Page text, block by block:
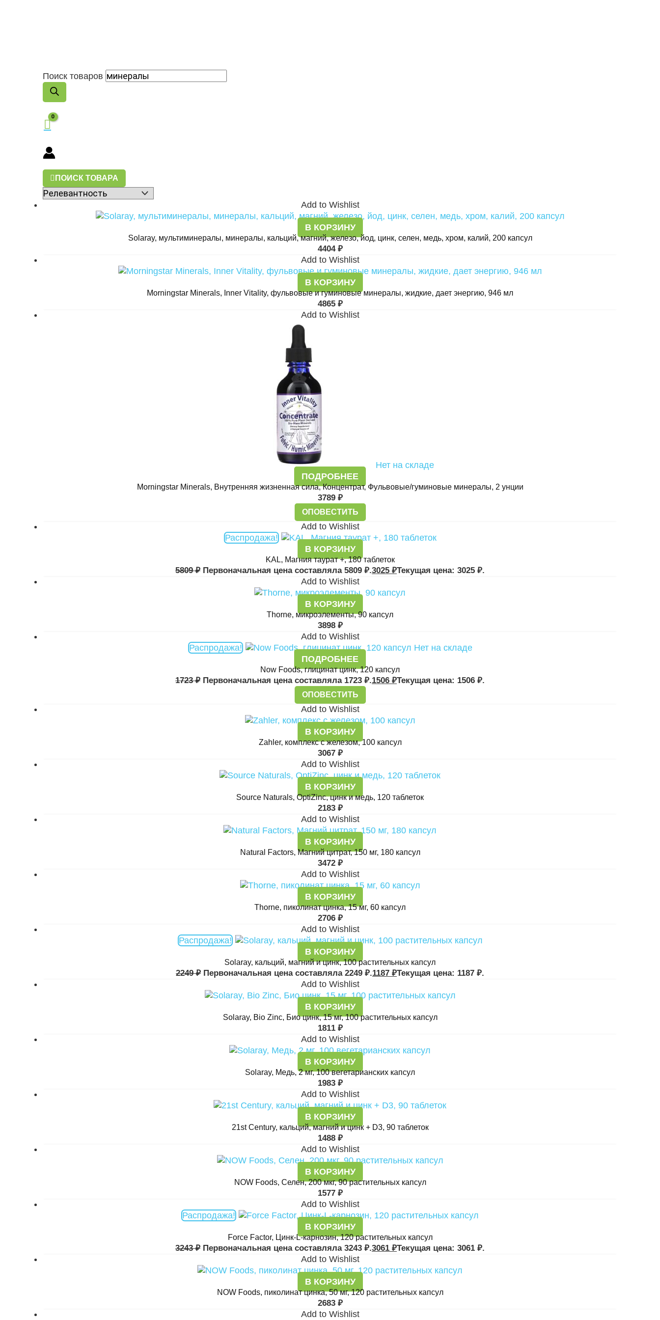
Поиск товаров
ПОИСК ТОВАРА
Add to Wishlist
В КОРЗИНУ
Solaray, мультиминералы, минералы, кальций, магний, железо, йод, цинк, селен, медь, хром, калий, 200 капсул
4404 ₽
Add to Wishlist
В КОРЗИНУ
Morningstar Minerals, Inner Vitality, фульвовые и гуминовые минералы, жидкие, дает энергию, 946 мл
4865 ₽
Add to Wishlist
Нет на складе
ПОДРОБНЕЕ
Morningstar Minerals, Внутренняя жизненная сила, Концентрат, Фульвовые/гуминовые минералы, 2 унции
3789 ₽
ОПОВЕСТИТЬ
Add to Wishlist
Распродажа!
В КОРЗИНУ
KAL, Магния таурат +, 180 таблеток
5809₽ Первоначальная цена составляла 5809 ₽.3025 ₽Текущая цена: 3025 ₽.
Add to Wishlist
В КОРЗИНУ
Thorne, микроэлементы, 90 капсул
3898 ₽
Add to Wishlist
Распродажа!
Нет на складе
ПОДРОБНЕЕ
Now Foods, глицинат цинк, 120 капсул
1723₽ Первоначальная цена составляла 1723 ₽.1506 ₽Текущая цена: 1506 ₽.
ОПОВЕСТИТЬ
Add to Wishlist
В КОРЗИНУ
Zahler, комплекс с железом, 100 капсул
3067 ₽
Add to Wishlist
В КОРЗИНУ
Source Naturals, OptiZinc, цинк и медь, 120 таблеток
2183 ₽
Add to Wishlist
В КОРЗИНУ
Natural Factors, Магний цитрат, 150 мг, 180 капсул
3472 ₽
Add to Wishlist
В КОРЗИНУ
Thorne, пиколинат цинка, 15 мг, 60 капсул
2706 ₽
Add to Wishlist
Распродажа!
В КОРЗИНУ
Solaray, кальций, магний и цинк, 100 растительных капсул
2249₽ Первоначальная цена составляла 2249 ₽.1187 ₽Текущая цена: 1187 ₽.
Add to Wishlist
В КОРЗИНУ
Solaray, Bio Zinc, Био цинк, 15 мг, 100 растительных капсул
1811 ₽
Add to Wishlist
В КОРЗИНУ
Solaray, Медь, 2 мг, 100 вегетарианских капсул
1983 ₽
Add to Wishlist
В КОРЗИНУ
21st Century, кальций, магний и цинк + D3, 90 таблеток
1488 ₽
Add to Wishlist
В КОРЗИНУ
NOW Foods, Селен, 200 мкг, 90 растительных капсул
1577 ₽
Add to Wishlist
Распродажа!
В КОРЗИНУ
Force Factor, Цинк-L-карнозин, 120 растительных капсул
3243₽ Первоначальная цена составляла 3243 ₽.3061 ₽Текущая цена: 3061 ₽.
Add to Wishlist
В КОРЗИНУ
NOW Foods, пиколинат цинка, 50 мг, 120 растительных капсул
2683 ₽
Add to Wishlist